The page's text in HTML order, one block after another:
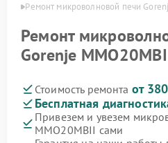
Ремонт микроволновой печи
Ремонт
Gorenje
Стоимость ремонта от
Бесплатная
Привезем и увезем
MMO20MBII сами